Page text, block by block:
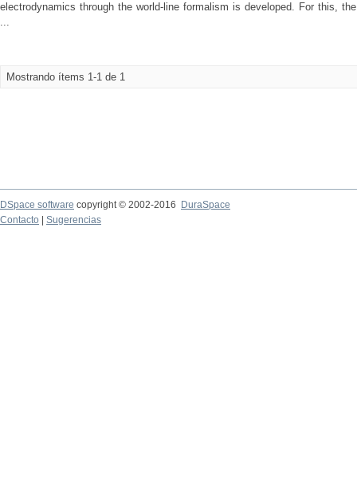
electrodynamics through the world-line formalism is developed. For this,
...
Mostrando ítems 1-1 de 1
DSpace software copyright © 2002-2016
DuraSpace
Contacto
Sugerencias